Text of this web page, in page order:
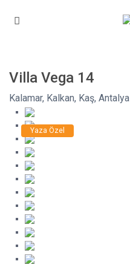
Villa Vega 14
Kalamar, Kalkan, Kaş,Antalya
Yaza Özel